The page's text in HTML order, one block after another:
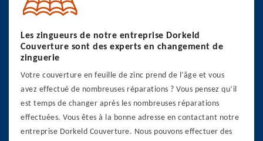
Les zingueurs de notre entreprise Dorkeld
Couverture sont des experts en changement de
zinguerie
Votre couverture en feuille de zinc prend de l’âge et vous
avez effectué de nombreuses réparations ? Vous pensez qu’il
est temps de changer après les nombreuses réparations
effectuées. Vous êtes à la bonne adresse en contactant notre
entreprise Dorkeld Couverture. Nous pouvons effectuer des